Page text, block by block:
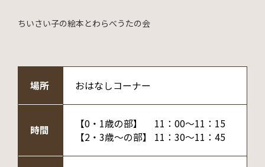
ちいさい子の絵本とわらべうたの会
場所 おはなしコーナー
時間
【0・1歳の部】 11：00～11：15
【2・3歳～の部】 11：30～11：45